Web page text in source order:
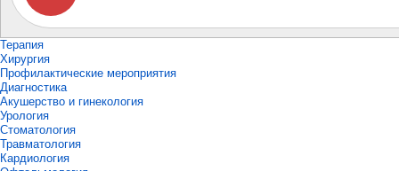
Терапия
Хирургия
Профилактические мероприятия
Диагностика
Акушерство и гинекология
Урология
Стоматология
Травматология
Кардиология